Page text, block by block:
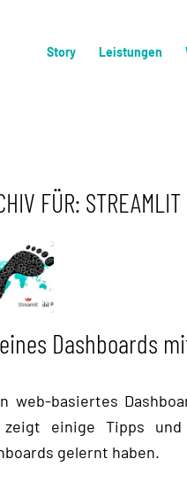
Story Leistungen
FÜR: STREAMLIT
Dashboards
web-basiertes
zeigt einige Tipps
gelernt haben.